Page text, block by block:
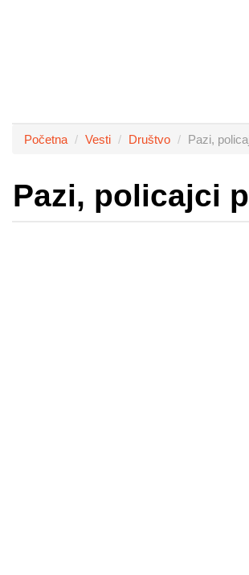
Početna Vesti Društvo Pazi,
Pazi, policajci